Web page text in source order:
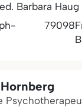
Barbara Haug
79098